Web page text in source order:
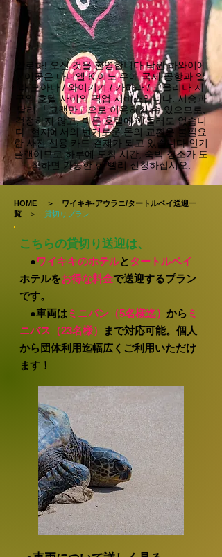
알로하! 오신 것을 환영합니다 낙원 하와이에
♪ 이곳은 다니엘 K 이노 우에 국제 공항과 알
라 모아나 / 와이키키 / 카하라 / 코올리나 지
구의 호텔 사이의 픽업 서비스입니다. 시승과
달리 「고객만」으로 이용하실 수 있으므로,
걱정하지 않고, 다른 호텔에의 들러도 없습니
다. 현지에서의 번거로운 돈의 교환은 불필요
한 사전 신용 카드 결제가 되고 있습니다.인기
플랜이므로 하루에 도착 시간, 숙박 장소가 도
착하면 가능한 한 빨리 신청하십시오.
HOME ＞ ワイキキ-アウラニ/タートルベイ送迎一
覧
＞ 貸切りプラン
こちらの貸切り送迎は、
●ワイキキのホテルとタートルベイ
ホテルをお得な料金で送迎するプラン
です。
●車両は ミニバン（5名様迄） から ミ
ニバス（23名様）
まで対応可能。個人
から団体利用迄幅広くご利用いただけ
ます！